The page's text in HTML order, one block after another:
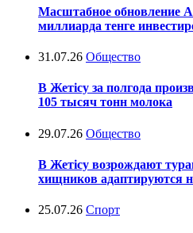
Масштабное обновление
миллиарда тенге
31.07.26 Общество
В Жетісу за полгода
105 тысяч тонн молока
29.07.26 Общество
В Жетісу возрождают
хищников адаптируются
25.07.26 Спорт